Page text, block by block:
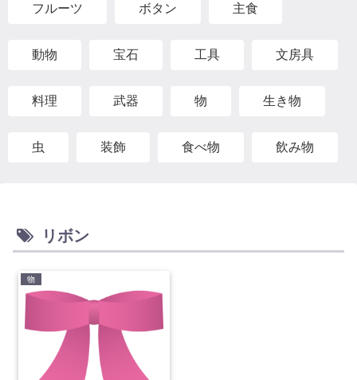
フルーツ ボタン 主食
動物 宝石 工具 文房具
料理 武器 物 生き物
虫 装飾 食べ物 飲み物
リボン
物